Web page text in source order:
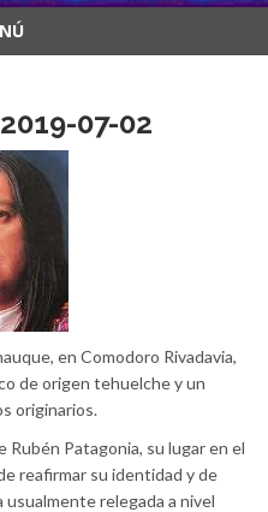
07-02
en Comodoro Rivadavia,
de origen tehuelche y un
originarios.
Patagonia, su lugar en el
reafirmar su identidad y de
relegada a nivel